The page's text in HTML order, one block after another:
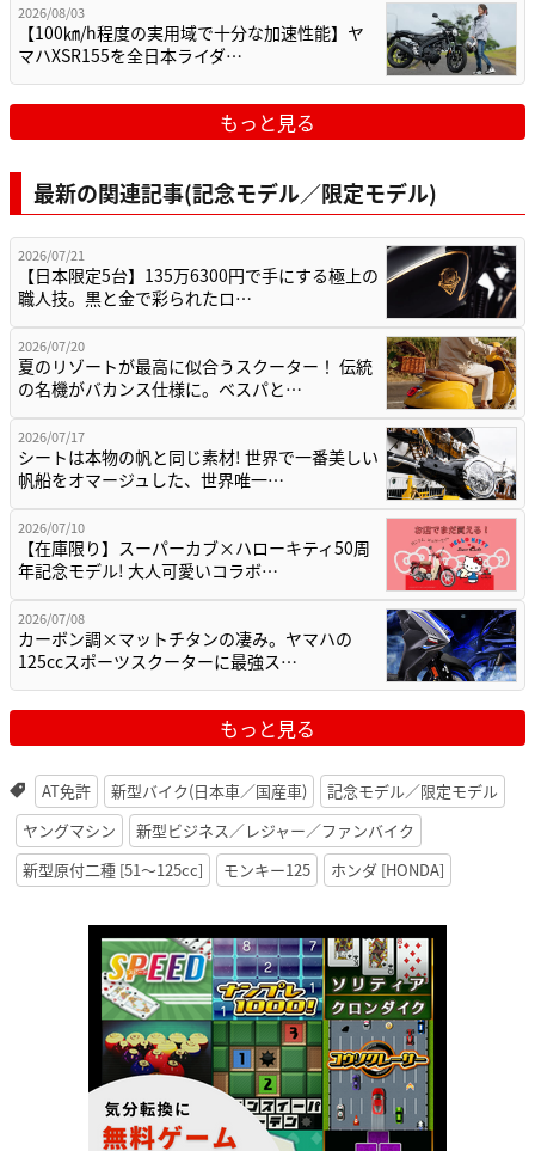
2026/08/03
【100㎞/h程度の実用域で十分な加速性能】ヤ
マハXSR155を全日本ライダ…
もっと見る
最新の関連記事(記念モデル／限定モデル)
2026/07/21
【日本限定5台】135万6300円で手にする極上の
職人技。黒と金で彩られたロ…
2026/07/20
夏のリゾートが最高に似合うスクーター！ 伝統
の名機がバカンス仕様に。ベスパと…
2026/07/17
シートは本物の帆と同じ素材! 世界で一番美しい
帆船をオマージュした、世界唯一…
2026/07/10
【在庫限り】スーパーカブ×ハローキティ50周
年記念モデル! 大人可愛いコラボ…
2026/07/08
カーボン調×マットチタンの凄み。ヤマハの
125ccスポーツスクーターに最強ス…
もっと見る
AT免許 新型バイク(日本車／国産車)
記念モデル／限定モデル
ヤングマシン
新型ビジネス／レジャー／ファンバイク
新型原付二種 [51〜125cc]
モンキー125 ホンダ [HONDA]